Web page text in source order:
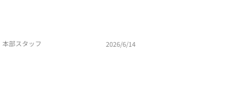
本部スタッフ 2026/6/14